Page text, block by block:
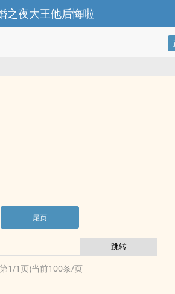
之夜大王他后悔啦
尾页
1/1页)当前100条/页